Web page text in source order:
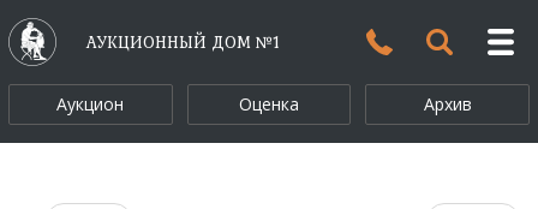
АУКЦИОННЫЙ ДОМ №1
Аукцион Оценка Архив